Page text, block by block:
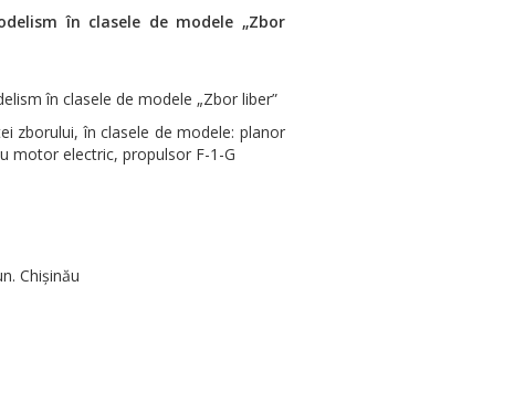
în clasele de modele „Zbor
în clasele de modele „Zbor liber”
zborului, în clasele de modele: planor
motor electric, propulsor F-1-G
Chișinău